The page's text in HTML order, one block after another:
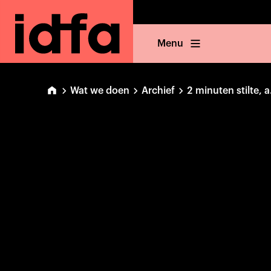
Menu
Wat we doen Archief 2 minuten stilte,